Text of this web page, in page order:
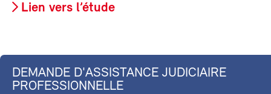
Lien vers l’étude
DEMANDE D'ASSISTANCE JUDICIAIRE
PROFESSIONNELLE